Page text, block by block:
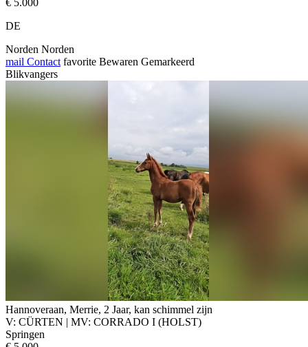
DE
Norden Norden
mail Contact favorite Bewaren Gemarkeerd
Blikvangers
Hannoveraan, Merrie, 2 Jaar, kan schimmel zijn
V: CÜRTEN | MV: CORRADO I (HOLST)
Springen